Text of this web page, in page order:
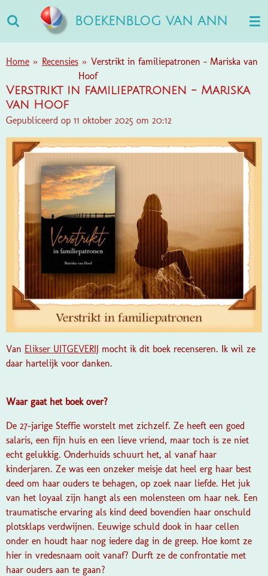
direct
naar
de
BOEKENBLOG VAN ANN
Home » Recensies » Verstrikt in familiepatronen - Mariska van
Hoof
Verstrikt in familiepatronen - Mariska
van Hoof
Gepubliceerd op 11 oktober 2025 om 20:12
Van Elikser UITGEVERIJ mocht ik dit boek recenseren. Ik wil ze
daar hartelijk voor danken.
Waar gaat het boek over?
De 27-jarige Steffie worstelt met zichzelf. Ze heeft een goed
salaris, een fijn huis en een lieve vriend, maar toch is ze niet
echt gelukkig. Onderhuids schuurt het, al vanaf haar
kinderjaren. Ze was een onzeker meisje dat heel erg haar best
deed om haar ouders te behagen, op zoek naar liefde. Het juk
van het loyaal zijn hangt als een molensteen om haar nek. Een
traumatische ervaring als kind deed bovendien haar onschuld
plotsklaps verdwijnen. Eeuwige schuld dook in haar cellen
onder en houdt haar nog iedere dag in de greep. Hoe komt ze
hier in vredesnaam ooit vanaf? Durft ze de confrontatie met
haar ouders aan te gaan?